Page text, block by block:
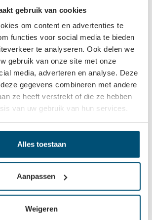
gebruik van cookies
om content en advertenties te
functies voor social media te bieden
te analyseren. Ook delen we
gebruik van onze site met onze
media, adverteren en analyse. Deze
gegevens combineren met andere
ze heeft verstrekt of die ze hebben
van uw gebruik van hun services.
Alles toestaan
Aanpassen
Weigeren